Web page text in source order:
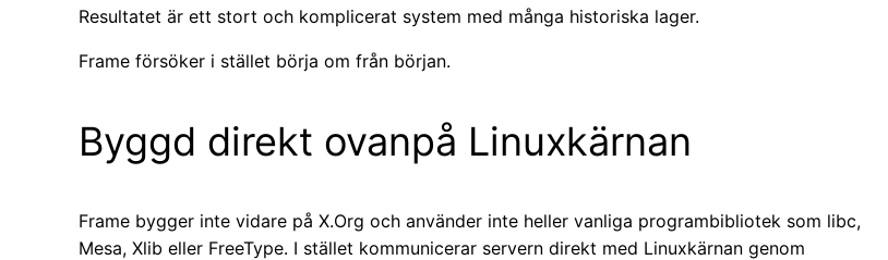
Resultatet är ett stort och komplicerat system med många historiska lager.
Frame försöker i stället börja om från början.
Byggd direkt ovanpå Linuxkärnan
Frame bygger inte vidare på X.Org och använder inte heller vanliga programbibliotek som libc,
Mesa, Xlib eller FreeType. I stället kommunicerar servern direkt med Linuxkärnan genom